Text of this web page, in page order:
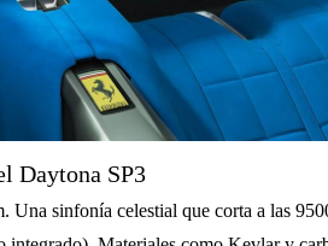
Daytona SP3
sinfonía celestial que corta a las